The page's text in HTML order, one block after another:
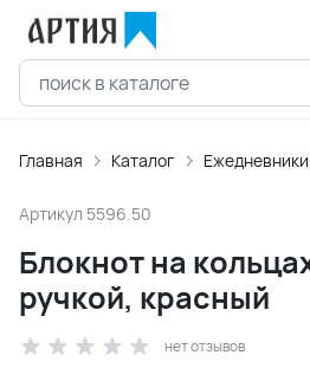
Главная Каталог
Артикул 5596.50
Блокнот на
ручкой, красный
нет отзывов